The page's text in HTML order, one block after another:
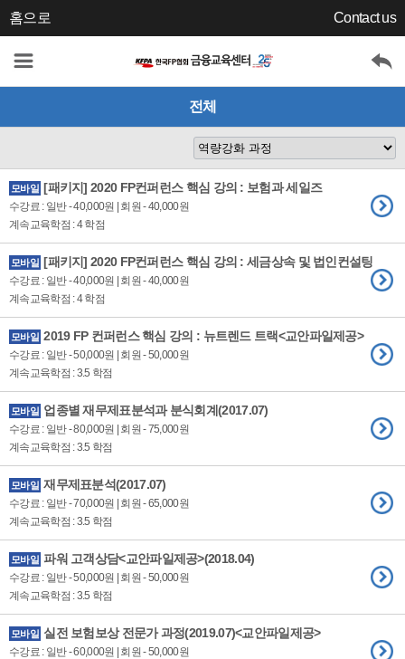
홈으로 Contact us
전체
모바일 [패키지] 2020 FP컨퍼런스 핵심 강의 : 보험과 세일즈
수강료 : 일반 - 40,000원 | 회원 - 40,000원
계속교육학점 : 4 학점
모바일 [패키지] 2020 FP컨퍼런스 핵심 강의 : 세금상속 및 법인컨설팅
수강료 : 일반 - 40,000원 | 회원 - 40,000원
계속교육학점 : 4 학점
모바일 2019 FP 컨퍼런스 핵심 강의 : 뉴트렌드 트랙<교안파일제공>
수강료 : 일반 - 50,000원 | 회원 - 50,000원
계속교육학점 : 3.5 학점
모바일 업종별 재무제표분석과 분식회계(2017.07)
수강료 : 일반 - 80,000원 | 회원 - 75,000원
계속교육학점 : 3.5 학점
모바일 재무제표분석(2017.07)
수강료 : 일반 - 70,000원 | 회원 - 65,000원
계속교육학점 : 3.5 학점
모바일 파워 고객상담<교안파일제공>(2018.04)
수강료 : 일반 - 50,000원 | 회원 - 50,000원
계속교육학점 : 3.5 학점
모바일 실전 보험보상 전문가 과정(2019.07)<교안파일제공>
수강료 : 일반 - 60,000원 | 회원 - 50,000원